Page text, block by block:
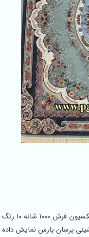
فرش طرح روناک محصول جدید و زیبا از کلکسیون فرش 1000 شانه 10 رنگ
پرسان پارس نمایش داده